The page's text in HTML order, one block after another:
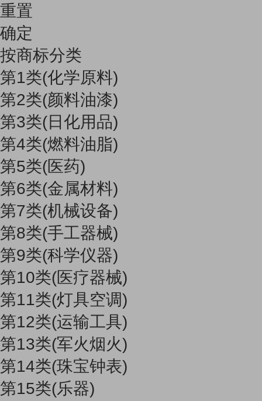
重置
确定
按商标分类
第1类(化学原料)
第2类(颜料油漆)
第3类(日化用品)
第4类(燃料油脂)
第5类(医药)
第6类(金属材料)
第7类(机械设备)
第8类(手工器械)
第9类(科学仪器)
第10类(医疗器械)
第11类(灯具空调)
第12类(运输工具)
第13类(军火烟火)
第14类(珠宝钟表)
第15类(乐器)